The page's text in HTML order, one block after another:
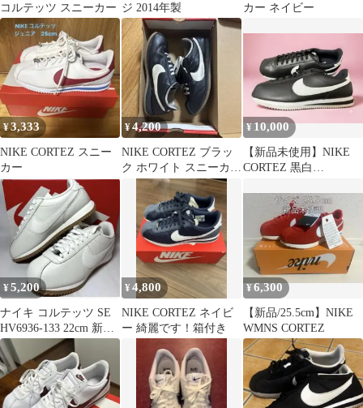
コルテッツ スニーカー ジ 2014年製
カー ネイビー
¥3,333
NIKE CORTEZ スニー
カー
¥4,200
NIKE CORTEZ ブラッ
ク ホワイト スニーカ
ー 値下げ◎
¥ 10,000
【新品未使用】NIKE
CORTEZ 黒白
¥5,200
ナイキ コルテッツ SE
HV6936-133 22cm 新
品・未使用
¥4,800
NIKE CORTEZ ネイビ
ー 綺麗です！箱付き
¥6,300
【新品/25.5cm】NIKE
WMNS CORTEZ